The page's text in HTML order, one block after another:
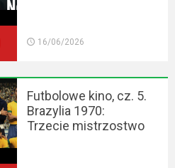
16/06/2026
Futbolowe kino, cz. 5.
Brazylia 1970:
Trzecie mistrzostwo